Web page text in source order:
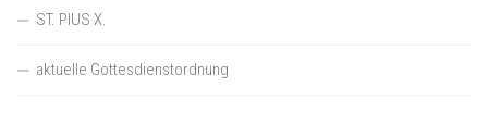
ST. PIUS X.
aktuelle Gottesdienstordnung